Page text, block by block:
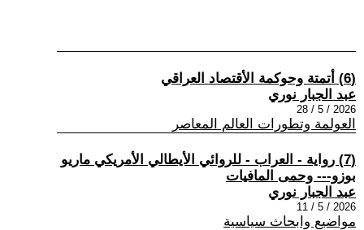
(6) أتمتة وحوكمة الأقتصاد العراقي
عبد الجبار نوري
2026 / 5 / 28
العولمة وتطورات العالم المعاصر
(7) رواية - العراب - للروائي الأيطالي الأمريكي ماريو
بوزو--- وحمى المافيات
عبد الجبار نوري
2026 / 5 / 11
مواضيع وابحاث سياسية